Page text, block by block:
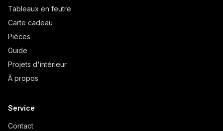
Tableaux en feutre
Carte cadeau
Pièces
Guide
Projets d'intérieur
À propos
Service
Contact